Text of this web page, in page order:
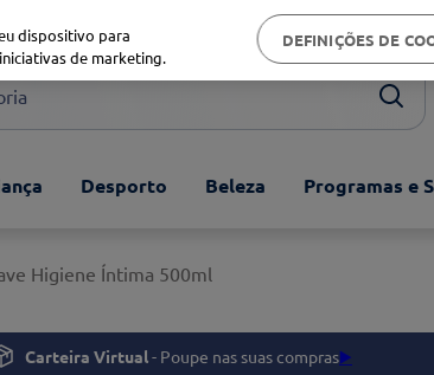
Desporto Beleza Programas e
Higiene Íntima 500ml
Carteira Virtual- Poupe nas suas compras▶️
dispositivo para
de marketing.
DEFINIÇÕES DE